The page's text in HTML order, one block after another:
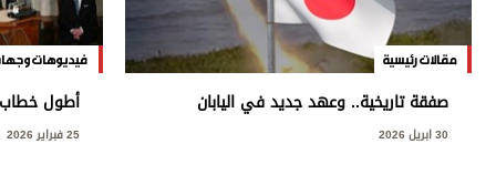
مقالات رئيسية
صفقة تاريخية.. وعهد جديد في اليابان
30 ابريل 2026
فيديوهات
أطول خطاب
25 فبراير 2026